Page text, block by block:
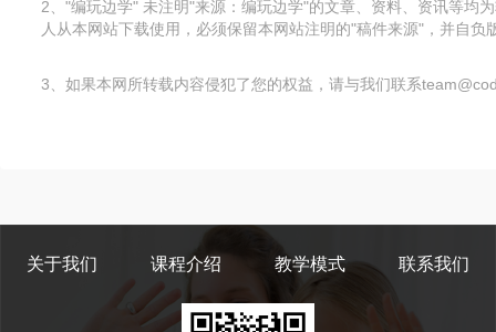
2、"编玩边学" 未注明"来源：编玩边学"的文章、资料、资讯等均
人从本网站下载使用，必须保留本网站注明的"稿件来源"，并自
3、如果本网所转载内容侵犯了您的权益，请与我们联系
关于我们 课程介绍 教学模式 联系我们